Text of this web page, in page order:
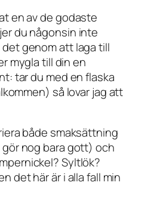
en av de godaste
du någonsin inte
det genom att laga till
mygla till din en
tar du med en flaska
så lovar jag att
både smaksättning
nog bara gott) och
Syltlök?
det här är i alla fall min